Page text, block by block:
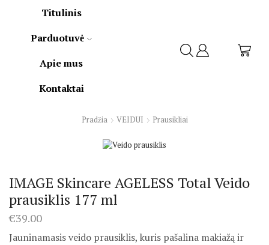
Titulinis
Parduotuvė
Apie mus
Kontaktai
Pradžia VEIDUI Prausikliai
IMAGE Skincare AGELESS Total Veido
prausiklis 177 ml
€39.00
Jauninamasis veido prausiklis, kuris pašalina makiažą ir